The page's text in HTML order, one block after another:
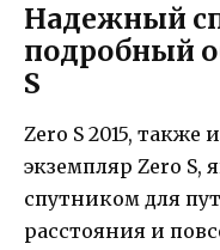
Надежный
подробный
S
Zero S 2015,
экземпляр Zero S,
спутником для
расстояния и